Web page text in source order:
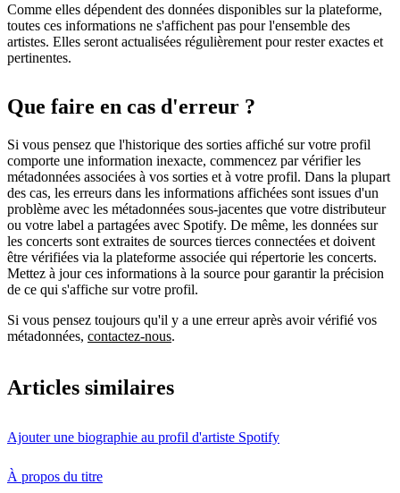
Comme elles dépendent des données disponibles sur la plateforme,
toutes ces informations ne s'affichent pas pour l'ensemble des
artistes. Elles seront actualisées régulièrement pour rester exactes et
pertinentes.
Que faire en cas d'erreur ?
Si vous pensez que l'historique des sorties affiché sur votre profil
comporte une information inexacte, commencez par vérifier les
métadonnées associées à vos sorties et à votre profil. Dans la plupart
des cas, les erreurs dans les informations affichées sont issues d'un
problème avec les métadonnées sous-jacentes que votre distributeur
ou votre label a partagées avec Spotify. De même, les données sur
les concerts sont extraites de sources tierces connectées et doivent
être vérifiées via la plateforme associée qui répertorie les concerts.
Mettez à jour ces informations à la source pour garantir la précision
de ce qui s'affiche sur votre profil.
Si vous pensez toujours qu'il y a une erreur après avoir vérifié vos
métadonnées, contactez-nous.
Articles similaires
Ajouter une biographie au profil d'artiste Spotify
À propos du titre